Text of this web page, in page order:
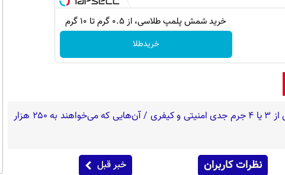
خرید شمش پلمپ طلاسی، از ۰.۵ گرم تا ۱۰ گرم
خریدطلا
گفته‌های یک روحانی تندرو و ردپای بیش از ۳ یا ۴ جرم جدی امنیتی و کیفری / آن‌هایی که می‌خواهند به ۲۵۰ هزار
نظرات کاربران خبر قبل